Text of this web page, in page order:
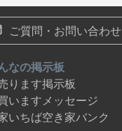
ご質問・お問い合わせ
なの掲示板
ります掲示板
いますメッセージ
いちば空き家バンク